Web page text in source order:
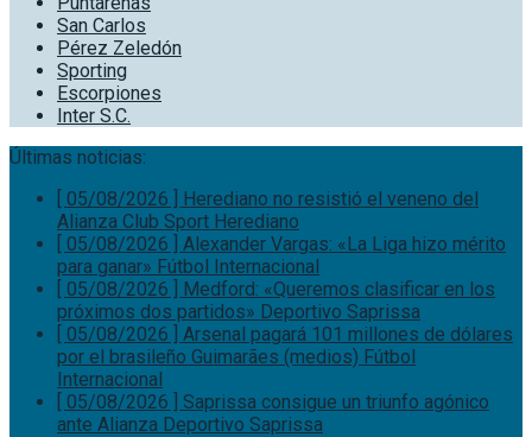
San Carlos
Pérez Zeledón
Sporting
Escorpiones
Inter S.C.
Últimas noticias:
[ 05/08/2026 ] Herediano no resistió el veneno del
Alianza Club Sport Herediano
[ 05/08/2026 ] Alexander Vargas: «La Liga hizo mérito
para ganar» Fútbol Internacional
[ 05/08/2026 ] Medford: «Queremos clasificar en los
próximos dos partidos» Deportivo Saprissa
[ 05/08/2026 ] Arsenal pagará 101 millones de dólares
por el brasileño Guimarães (medios) Fútbol
Internacional
[ 05/08/2026 ] Saprissa consigue un triunfo agónico
ante Alianza Deportivo Saprissa